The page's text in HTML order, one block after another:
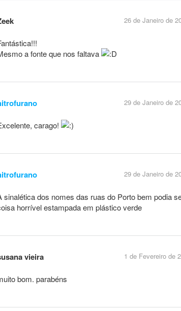
26 de Janeiro de
a fonte que nos faltava
29 de Janeiro de
carago!
29 de Janeiro de
sinalética dos nomes das ruas do Porto bem podia
horrível estampada em plástico verde
vieira 1 de Fevereiro de
bom. parabéns